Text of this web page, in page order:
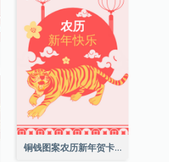
铜钱图案农历新年贺卡